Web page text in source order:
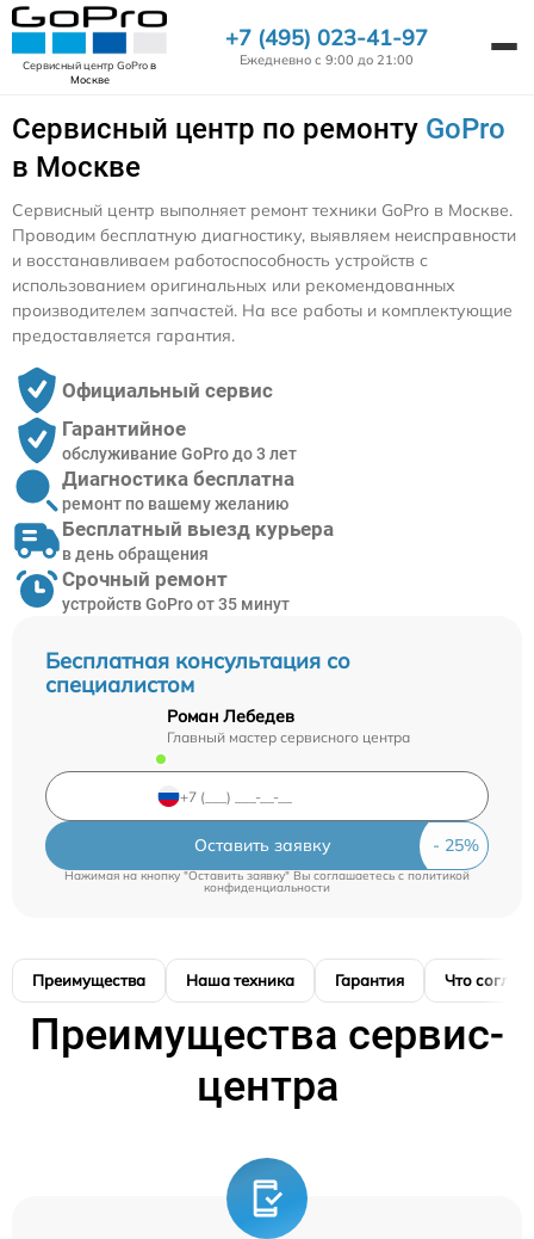
Сервисный центр GoProв
Москве
+7 (495) 023-41-97
Ежедневно с 9:00 до 21:00
Сервисный центр по ремонту GoPro
в Москве
Бесплатная консультация со
специалистом
Роман Лебедев
Главный мастер сервисного центра
Оставить заявку
Нажимая на кнопку "Оставить заявку" Вы соглашаетесь c политикой
конфиденциальности
Сервисный центр выполняет ремонт техники GoPro в Москве.
Проводим бесплатную диагностику, выявляем неисправности
и восстанавливаем работоспособность устройств с
использованием оригинальных или рекомендованных
производителем запчастей. На все работы и комплектующие
предоставляется гарантия.
Официальный сервис
Гарантийное
обслуживание GoPro до 3 лет
Диагностика бесплатна
ремонт по вашему желанию
Бесплатный выезд курьера
в день обращения
Срочный ремонт
устройств GoPro от 35 минут
Преимущества Наша техника Гарантия Что
Преимущества сервис-
центра